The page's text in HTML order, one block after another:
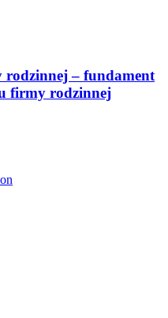
– fundament
firmy rodzinnej